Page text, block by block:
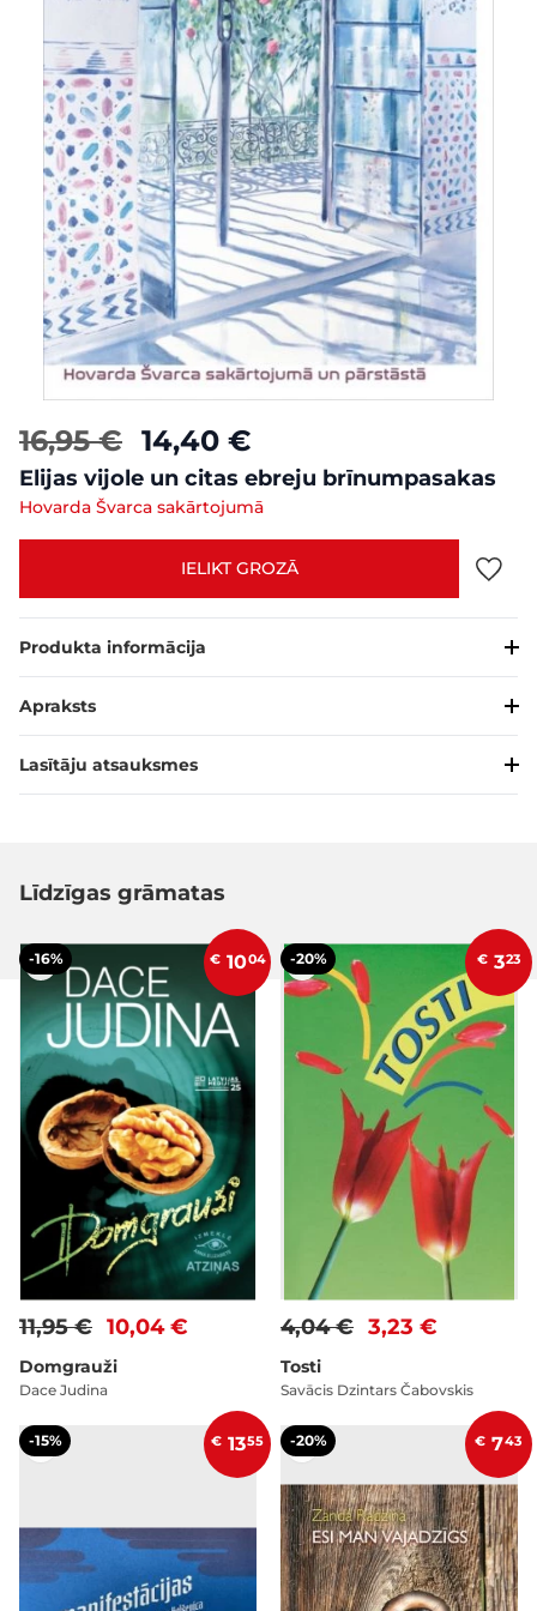
16,95 € 14,40 €
Elijas vijole un citas ebreju brīnumpasakas
Hovarda Švarca sakārtojumā
IELIKT GROZĀ
Produkta informācija
Apraksts
Lasītāju atsauksmes
Līdzīgas grāmatas
-16% € 1004
10,04 €
11,95 €
Domgrauži
Dace Judina
-20% € 323
3,23 €
4,04 €
Tosti
Savācis Dzintars Čabovskis
-15% € 1355 -20% € 743